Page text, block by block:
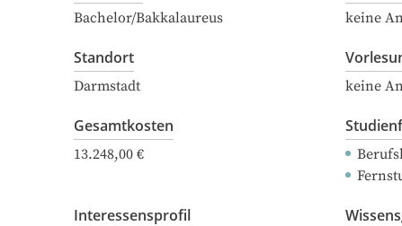
Bachelor/Bakkalaureus keine
Standort
Darmstadt keine
Gesamtkosten
13.248,00 €
Interessensprofil